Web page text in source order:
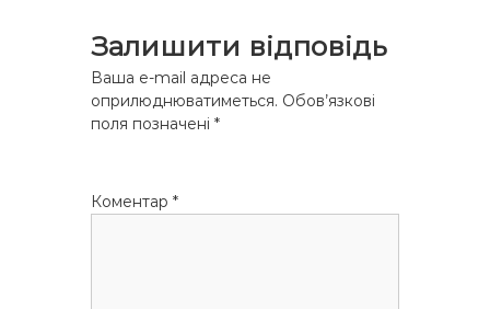
а
ц
і
Залишити відповідь
Ваша e-mail адреса не
оприлюднюватиметься. Обов’язкові
поля позначені*
Коментар*